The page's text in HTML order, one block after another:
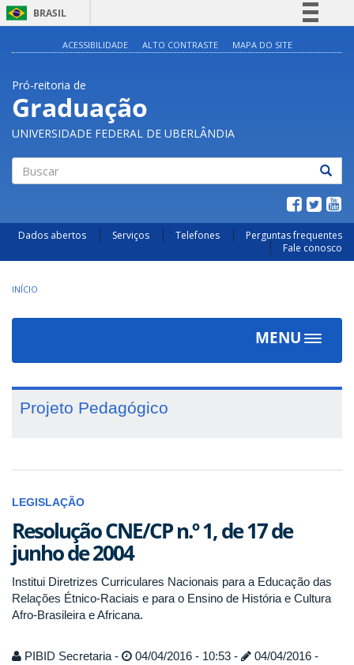
BRASIL
Legislação
Canais
ACESSIBILIDADE ALTO CONTRASTE MAPA DO SITE
Pró-reitoria de
Graduação
UNIVERSIDADE FEDERAL DE UBERLÂNDIA
Dados abertos Serviços Telefones
Perguntas frequentes
Fale conosco
INÍCIO
MENU
Toggle
Projeto Pedagógico
LEGISLAÇÃO
Resolução CNE/CP n.º 1, de 17 de
junho de 2004
Institui Diretrizes Curriculares Nacionais para a Educação das
Relações Étnico-Raciais e para o Ensino de História e Cultura
Afro-Brasileira e Africana.
PIBID Secretaria - 04/04/2016 - 10:53 -
04/04/2016 -